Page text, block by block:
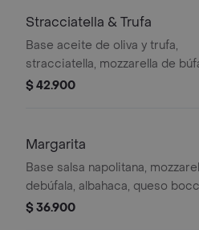
Stracciatella & Trufa
Base aceite de oliva y trufa,
stracciatella, mozzarella de
$ 42.900
Margarita
Base salsa napolitana,
debúfala, albahaca, queso
$ 36.900